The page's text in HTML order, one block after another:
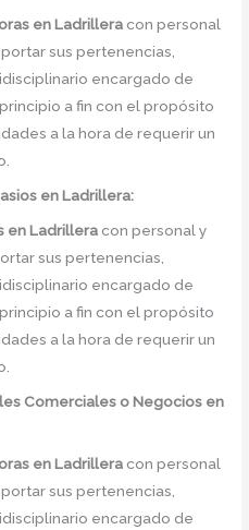
enLadrillera con personal
sus pertenencias,
encargado de
a fin con el propósito
a la hora de requerir un
en Ladrillera:
enLadrillera con personal y
sus pertenencias,
encargado de
a fin con el propósito
a la hora de requerir un
Comerciales o Negocios en
enLadrillera con personal
sus pertenencias,
encargado de